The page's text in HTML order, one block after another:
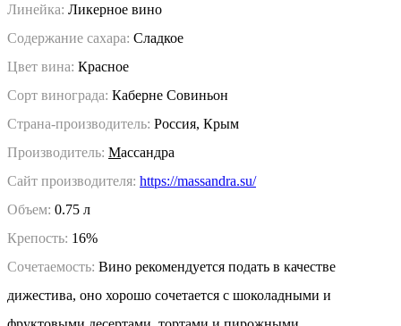
Линейка: Ликерное вино
Содержание сахара: Сладкое
Цвет вина: Красное
Сорт винограда: Каберне Совиньон
Страна-производитель: Россия, Крым
Производитель: Массандра
Сайт производителя: https://massandra.su/
Объем: 0.75 л
Крепость: 16%
Сочетаемость: Вино рекомендуется подать в качестве
дижестива, оно хорошо сочетается с шоколадными и